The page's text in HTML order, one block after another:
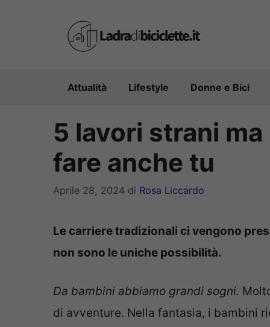
Attualità Lifestyle Donne e Bici
5 lavori strani
fare anche tu
Aprile 28, 2024 di Rosa Liccardo
Le carriere tradizionali ci vengono
non sono le uniche possibilità.
Da bambini abbiamo grandi sogni.
di avventure. Nella fantasia, i bambini